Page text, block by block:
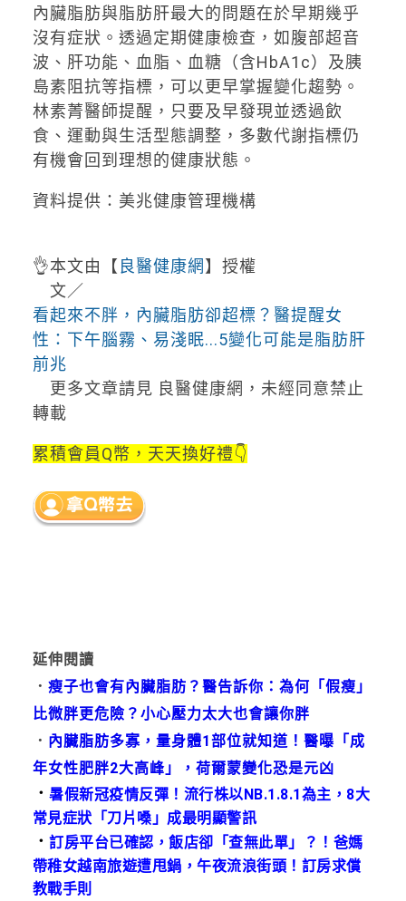
內臟脂肪與脂肪肝最大的問題在於早期幾乎
沒有症狀。透過定期健康檢查，如腹部超音
波、肝功能、血脂、血糖（含HbA1c）及胰
島素阻抗等指標，可以更早掌握變化趨勢。
林素菁醫師提醒，只要及早發現並透過飲
食、運動與生活型態調整，多數代謝指標仍
有機會回到理想的健康狀態。
資料提供：美兆健康管理機構
👌本文由【 良醫健康網】授權
文／
看起來不胖，內臟脂肪卻超標？醫提醒女
性：下午腦霧、易淺眠...5變化可能是脂肪肝
前兆
更多文章請見 良醫健康網，未經同意禁止
轉載
累積會員Q幣，天天換好禮👇
延伸閱讀
． 瘦子也會有內臟脂肪？醫告訴你：為何「假瘦」
比微胖更危險？小心壓力太大也會讓你胖
． 內臟脂肪多寡，量身體1部位就知道！醫曝「成
年女性肥胖2大高峰」，荷爾蒙變化恐是元凶
．暑假新冠疫情反彈！流行株以NB.1.8.1為主，8大
常見症狀「刀片嗓」成最明顯警訊
．訂房平台已確認，飯店卻「查無此單」？！爸媽
帶稚女越南旅遊遭甩鍋，午夜流浪街頭！訂房求償
教戰手則